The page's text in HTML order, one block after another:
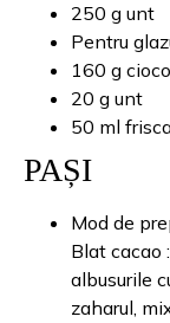
250 g unt
Pentru
160 g
20 g unt
50 ml
PAȘI
Mod de
Blat cacao
albusurile
zaharul,